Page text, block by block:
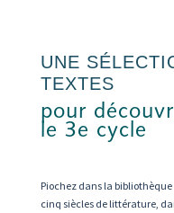
UNE
TEXTES
pour
le 3e cycle
Piochez dans la
cinq siècles de littérature,